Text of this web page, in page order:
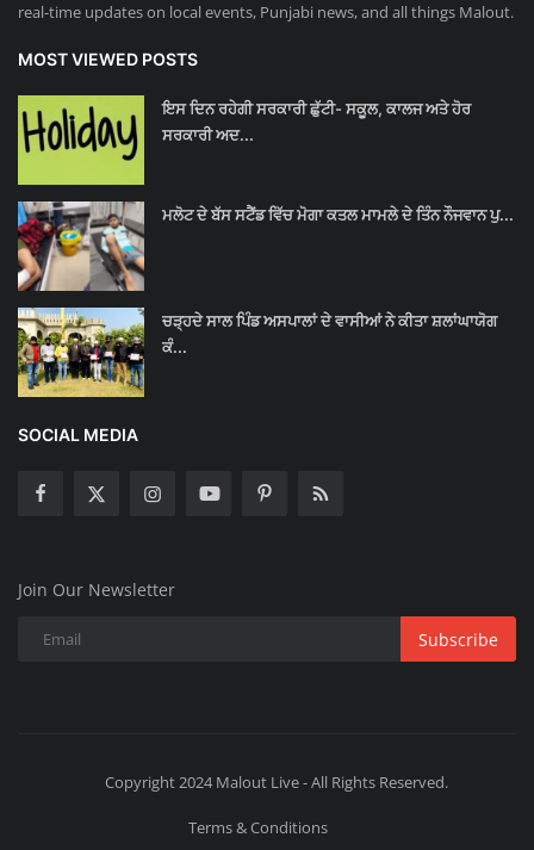
real-time updates on local events, Punjabi news, and all things Malout.
MOST VIEWED POSTS
ਇਸ ਦਿਨ ਰਹੇਗੀ ਸਰਕਾਰੀ ਛੁੱਟੀ- ਸਕੂਲ, ਕਾਲਜ ਅਤੇ ਹੋਰ
ਸਰਕਾਰੀ ਅਦ...
ਮਲੋਟ ਦੇ ਬੱਸ ਸਟੈਂਡ ਵਿੱਚ ਮੋਗਾ ਕਤਲ ਮਾਮਲੇ ਦੇ ਤਿੰਨ ਨੌਜਵਾਨ ਪੁ...
ਚੜ੍ਹਦੇ ਸਾਲ ਪਿੰਡ ਅਸਪਾਲਾਂ ਦੇ ਵਾਸੀਆਂ ਨੇ ਕੀਤਾ ਸ਼ਲਾਂਘਾਯੋਗ
ਕੰ...
SOCIAL MEDIA
Join Our Newsletter
Subscribe
Copyright 2024 Malout Live - All Rights Reserved.
Terms & Conditions